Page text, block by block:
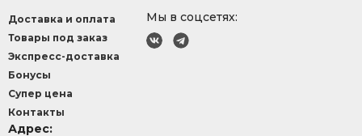
Мы в соцсетях:
Доставка и оплата
Товары под заказ
Экспресс-доставка
Бонусы
Супер цена
Контакты
Адрес: